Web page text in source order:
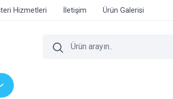
Hizmetleri İletişim Ürün Galerisi